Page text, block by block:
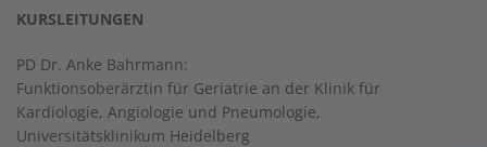
KURSLEITUNGEN
PD Dr. Anke Bahrmann:
Funktionsoberärztin für Geriatrie an der Klinik für
Kardiologie, Angiologie und Pneumologie,
Universitätsklinikum Heidelberg